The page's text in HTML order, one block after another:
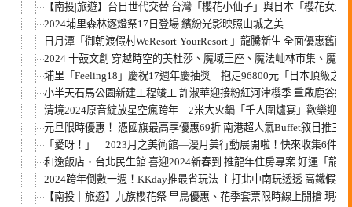
【南投|旅遊】台日世代交替 台灣「櫻花小仙子」與日本「櫻花女王
2024埔里森林逐燈祭17日登場 繽紛光影映照山城之美
日月潭「御朝渡假村WeResort-YourResort 」龍騰新生 全面優惠舊雨
2024 十鼓文創 穿越時空的美杜莎、魔域王座、魔法屾林市集、魔
埔里「Feeling18」慶祝17週年慶抽獎 抱走96800元「日本頂級之
小半天石馬公園新建工程竣工 許淑華迎接粉紅河津櫻季 重啟鹿谷鄉
清境2024原音綻放星空瘋跨年 2米大火鍋「千人圍爐宴」歡樂迎新
元旦限時優惠！ 憑國旗最高享優惠69折 南港超人氣Buffet敘日推三
「愛呀！」 2023月之美術館—漫月美行動展開啦！快來收集6件新
和逸飯店‧台北民生館 喜迎2024新春到 推龍年住房專案 好運「龍」
2024跨年倒數一週！KKday推最省玩法 主打北中南玩透透 高鐵假
【南投｜旅遊】九族櫻花祭 早鳥優惠、花季套票限時線上開搶 現在